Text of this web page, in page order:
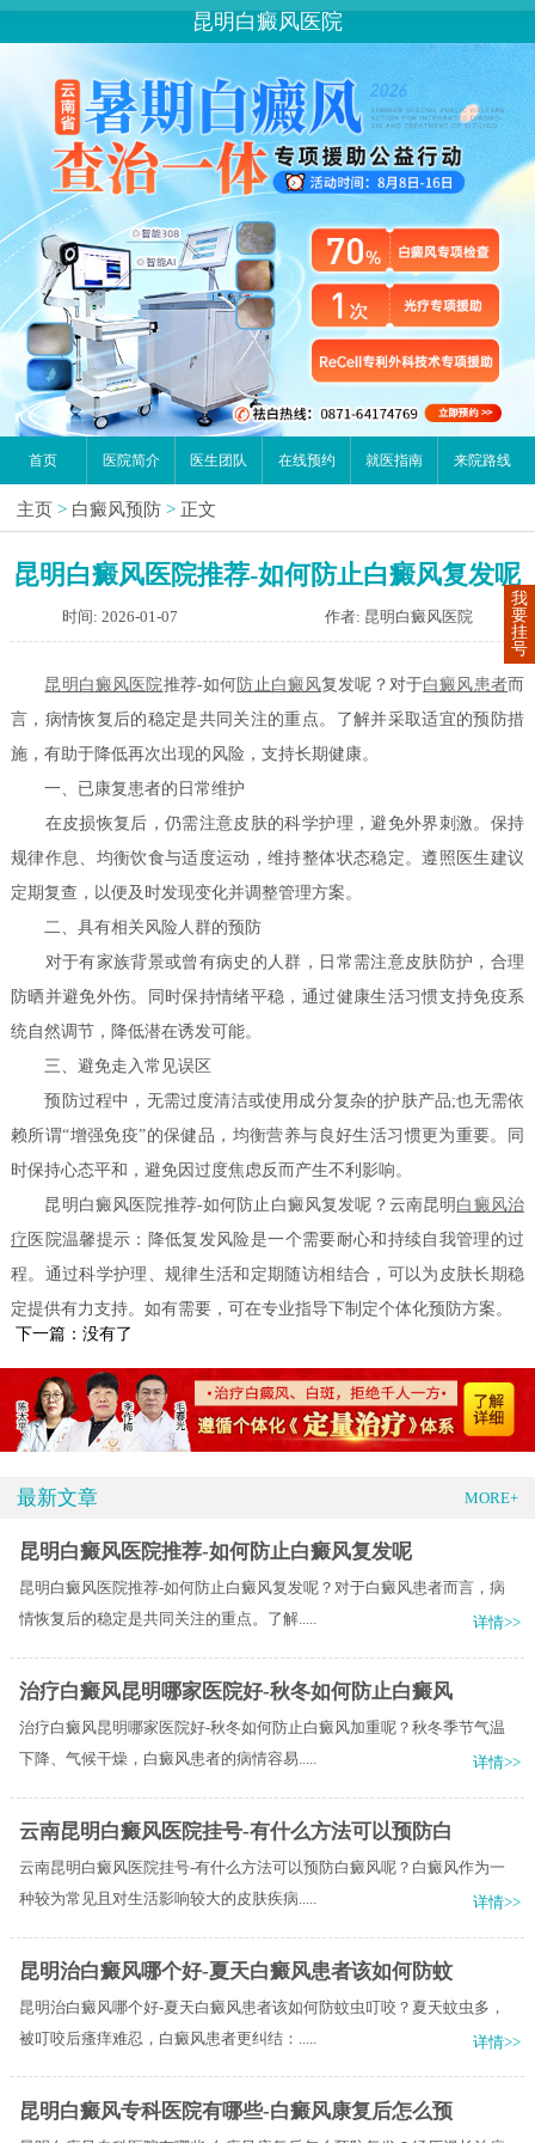
昆明白癜风医院
首页 医院简介 医生团队 在线预约 就医指南 来院路线
主页 > 白癜风预防 > 正文
昆明白癜风医院推荐-如何防止白癜风复发呢
时间: 2026-01-07 作者: 昆明白癜风医院
昆明白癜风医院推荐-如何防止白癜风复发呢？对于白癜风患者而
言，病情恢复后的稳定是共同关注的重点。了解并采取适宜的预防措
施，有助于降低再次出现的风险，支持长期健康。
一、已康复患者的日常维护
在皮损恢复后，仍需注意皮肤的科学护理，避免外界刺激。保持
规律作息、均衡饮食与适度运动，维持整体状态稳定。遵照医生建议
定期复查，以便及时发现变化并调整管理方案。
二、具有相关风险人群的预防
对于有家族背景或曾有病史的人群，日常需注意皮肤防护，合理
防晒并避免外伤。同时保持情绪平稳，通过健康生活习惯支持免疫系
统自然调节，降低潜在诱发可能。
三、避免走入常见误区
预防过程中，无需过度清洁或使用成分复杂的护肤产品;也无需依
赖所谓“增强免疫”的保健品，均衡营养与良好生活习惯更为重要。同
时保持心态平和，避免因过度焦虑反而产生不利影响。
昆明白癜风医院推荐-如何防止白癜风复发呢？云南昆明 白癜风治
疗 医院温馨提示：降低复发风险是一个需要耐心和持续自我管理的过
程。通过科学护理、规律生活和定期随访相结合，可以为皮肤长期稳
定提供有力支持。如有需要，可在专业指导下制定个体化预防方案。
下一篇：没有了
最新文章 MORE+
昆明白癜风医院推荐-如何防止白癜风复发呢
昆明白癜风医院推荐-如何防止白癜风复发呢？对于白癜风患者而言，病
情恢复后的稳定是共同关注的重点。了解.....
详情>>
治疗白癜风昆明哪家医院好-秋冬如何防止白癜风
治疗白癜风昆明哪家医院好-秋冬如何防止白癜风加重呢？秋冬季节气温
下降、气候干燥，白癜风患者的病情容易.....
详情>>
云南昆明白癜风医院挂号-有什么方法可以预防白
云南昆明白癜风医院挂号-有什么方法可以预防白癜风呢？白癜风作为一
种较为常见且对生活影响较大的皮肤疾病.....
详情>>
昆明治白癜风哪个好-夏天白癜风患者该如何防蚊
昆明治白癜风哪个好-夏天白癜风患者该如何防蚊虫叮咬？夏天蚊虫多，
被叮咬后瘙痒难忍，白癜风患者更纠结：.....
详情>>
昆明白癜风专科医院有哪些-白癜风康复后怎么预
我
要
挂
号
请问你是有白斑、白癜风问题吗？